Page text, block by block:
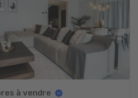
à vendre